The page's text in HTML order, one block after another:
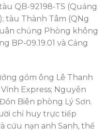
QB-92198-TS (Quảng
tàu Thành Tâm (QNg
chủng Phòng không
BP-09.19.01 và Cảng
gồm ông Lê Thanh
Express; Nguyễn
Biên phòng Lý Sơn.
chỉ huy trực tiếp
cứu nạn anh Sanh, thể